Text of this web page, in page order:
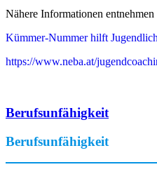
Nähere Informationen
Kümmer-Nummer hilft
https://www.neba.at/
Berufsunfähigkeit
Berufsunfähigkeit